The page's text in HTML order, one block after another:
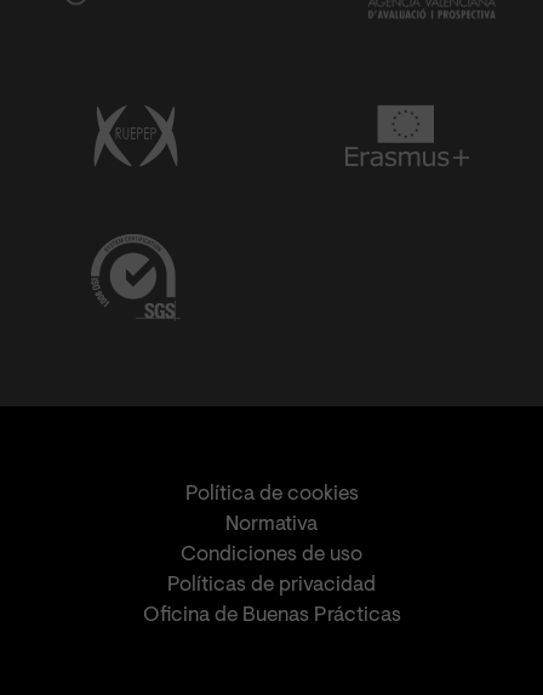
Política de cookies
Normativa
Condiciones de uso
Políticas de privacidad
Oficina de Buenas Prácticas